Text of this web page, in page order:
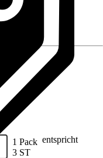
1 Pack entspricht
3 ST